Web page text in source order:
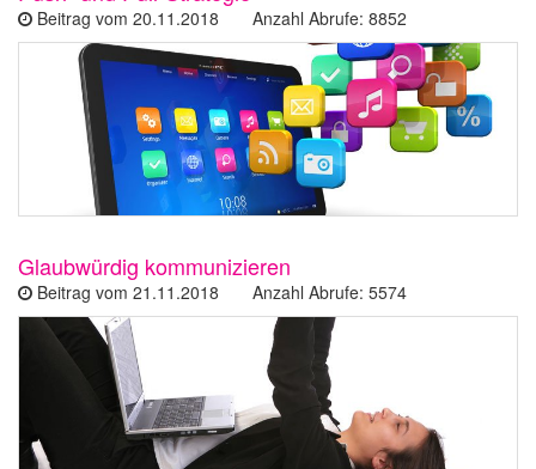
Beitrag vom 20.11.2018 Anzahl Abrufe: 8852
Glaubwürdig kommunizieren
Beitrag vom 21.11.2018 Anzahl Abrufe: 5574